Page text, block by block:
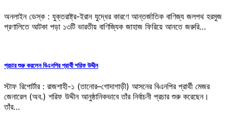
অনলাইন ডেস্ক : যুক্তরাষ্ট্র-ইরান যুদ্ধের কারণে আন্তর্জাতিক বাণিজ্য জলপথ হরমুজ
প্রণালিতে আটকা পড়া ১৩টি ভারতীয় বাণিজ্যিক জাহাজ ফিরিয়ে আনতে জরুরি…
প্রচার শুরু করলেন বিএনপির প্রার্থী শরিফ উদ্দীন
স্টাফ রিপোর্টার : রাজশাহী-১ (তানোর–গোদাগাড়ী) আসনের বিএনপির প্রার্থী মেজর
জেনারেল (অব.) শরিফ উদ্দীন আনুষ্ঠানিকভাবে তাঁর নির্বাচনী প্রচার শুরু করেছেন।
তাঁর…